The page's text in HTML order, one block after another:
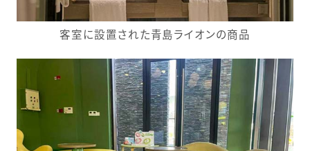
客室に設置された青島ライオンの商品